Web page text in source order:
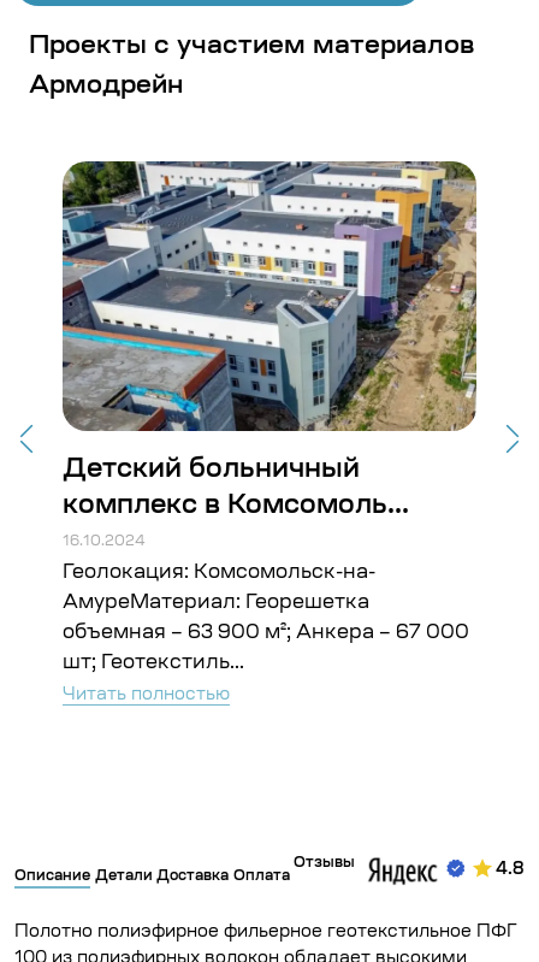
Проекты с участием материалов
Армодрейн
Детский больничный
комплекс в Комсомоль...
16.10.2024
Геолокация: Комсомольск-на-
АмуреМатериал: Георешетка
объемная – 63 900 м²; Анкера – 67 000
шт; Геотекстиль...
Читать полностью
Описание Детали Доставка Оплата
Отзывы 4.8
Полотно полиэфирное фильерное геотекстильное ПФГ